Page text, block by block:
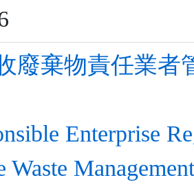
廢棄物責任業者
Enterprise
Waste Management